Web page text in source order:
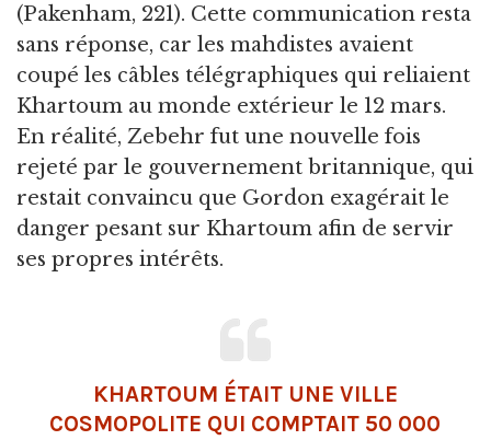
(Pakenham, 221). Cette communication resta
sans réponse, car les mahdistes avaient
coupé les câbles télégraphiques qui reliaient
Khartoum au monde extérieur le 12 mars.
En réalité, Zebehr fut une nouvelle fois
rejeté par le gouvernement britannique, qui
restait convaincu que Gordon exagérait le
danger pesant sur Khartoum afin de servir
ses propres intérêts.
KHARTOUM ÉTAIT UNE VILLE
COSMOPOLITE QUI COMPTAIT 50 000